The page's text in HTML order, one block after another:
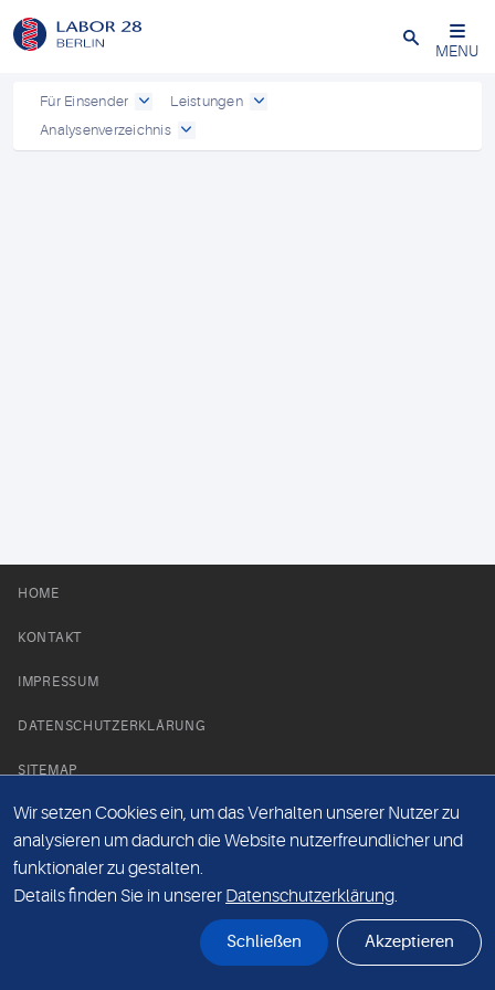
Schließen
MENU
Für Einsender
Leistungen
Analysenverzeichnis
HOME
KONTAKT
IMPRESSUM
DATENSCHUTZERKLÄRUNG
SITEMAP
NEWS PARTNER
Wir setzen Cookies ein, um das Verhalten unserer Nutzer zu
analysieren um dadurch die Website nutzerfreundlicher und
funktionaler zu gestalten.
Details finden Sie in unserer Datenschutzerklärung.
Schließen Akzeptieren